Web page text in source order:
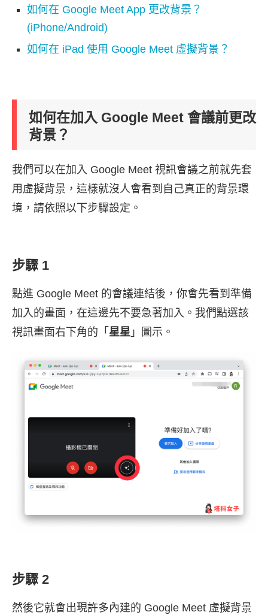
如何在 Google Meet App 更改背景？
(iPhone/Android)
如何在 iPad 使用 Google Meet 虛擬背景？
如何在加入 Google Meet 會議前更改
背景？
我們可以在加入 Google Meet 視訊會議之前就先套
用虛擬背景，這樣就沒人會看到自己真正的背景環
境，請依照以下步驟設定。
步驟 1
點進 Google Meet 的會議連結後，你會先看到準備
加入的畫面，在這邊先不要急著加入。我們點選該
視訊畫面右下角的「 星星 」圖示。
步驟 2
然後它就會出現許多內建的 Google Meet 虛擬背景